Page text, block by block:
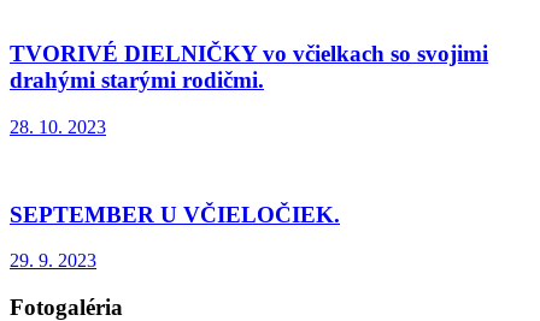
TVORIVÉ DIELNIČKY vo včielkach so svojimi
drahými starými rodičmi.
28. 10. 2023
SEPTEMBER U VČIELOČIEK.
29. 9. 2023
Fotogaléria